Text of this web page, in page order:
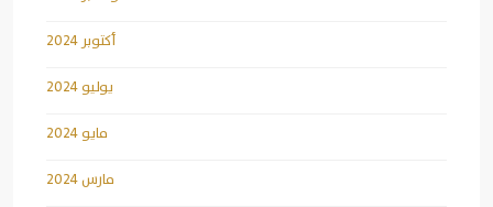
أكتوبر 2024
يوليو 2024
مايو 2024
مارس 2024